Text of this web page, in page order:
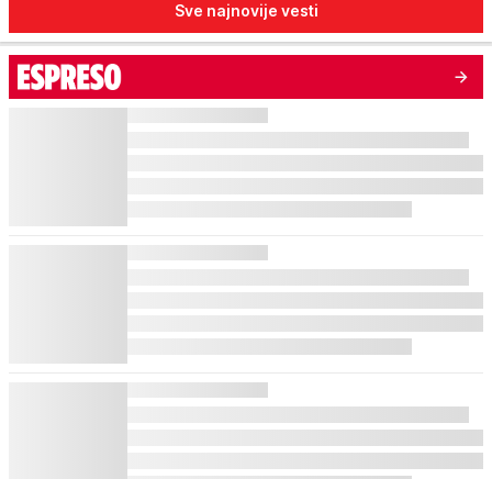
Sve najnovije vesti